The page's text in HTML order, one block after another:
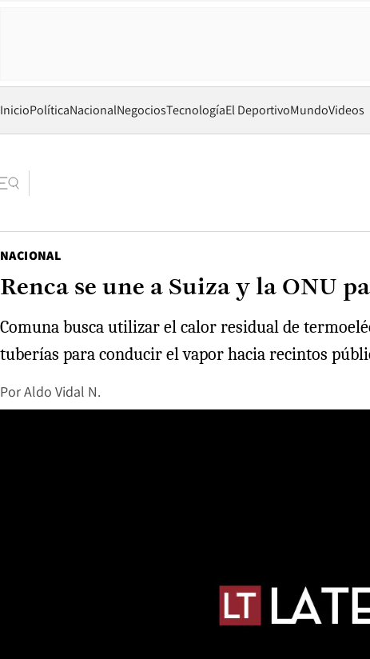
InicioPolíticaNacionalNegociosTecnologíaEl DeportivoMundoVideos
NACIONAL
Renca se une a Suiza y la ONU
Comuna busca utilizar el calor residual de
tuberías para conducir el vapor hacia recintos
PorAldo Vidal N.